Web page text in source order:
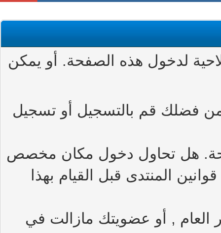
لدخول هذه الصفحة. أو يمكن
فضلك قم بالتسجيل أو تسجيل
هل تحاول دخول مكان مخصص
المنتدى قبل القيام بهذا
, أو عضويتك مازالت في